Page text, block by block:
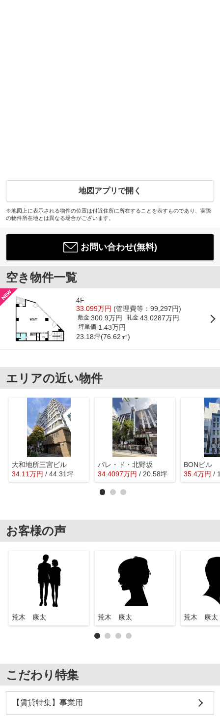
地図アプリで開く
※地図上に表示される物件の位置は付近住所に所在することを表すものであり、実際
の物件所在地とは異なる場合がございます。
お問い合わせ(無料)
空き物件一覧
4F
33.099万円 (管理費等：99,297円)
敷金 300.9万円 礼金 43.0287万円
坪単価 1.43万円
23.18坪(76.62㎡)
エリアの近い物件
大和地所三宮ビル
34.11万円 / 44.31坪
パレ・ド・北野坂
34.4097万円 / 20.58坪
BONビル
35.4万円 /
お客様の声
荒木 康太 荒木 康太 荒木 康太
こだわり特集
【賃貸特集】事業用